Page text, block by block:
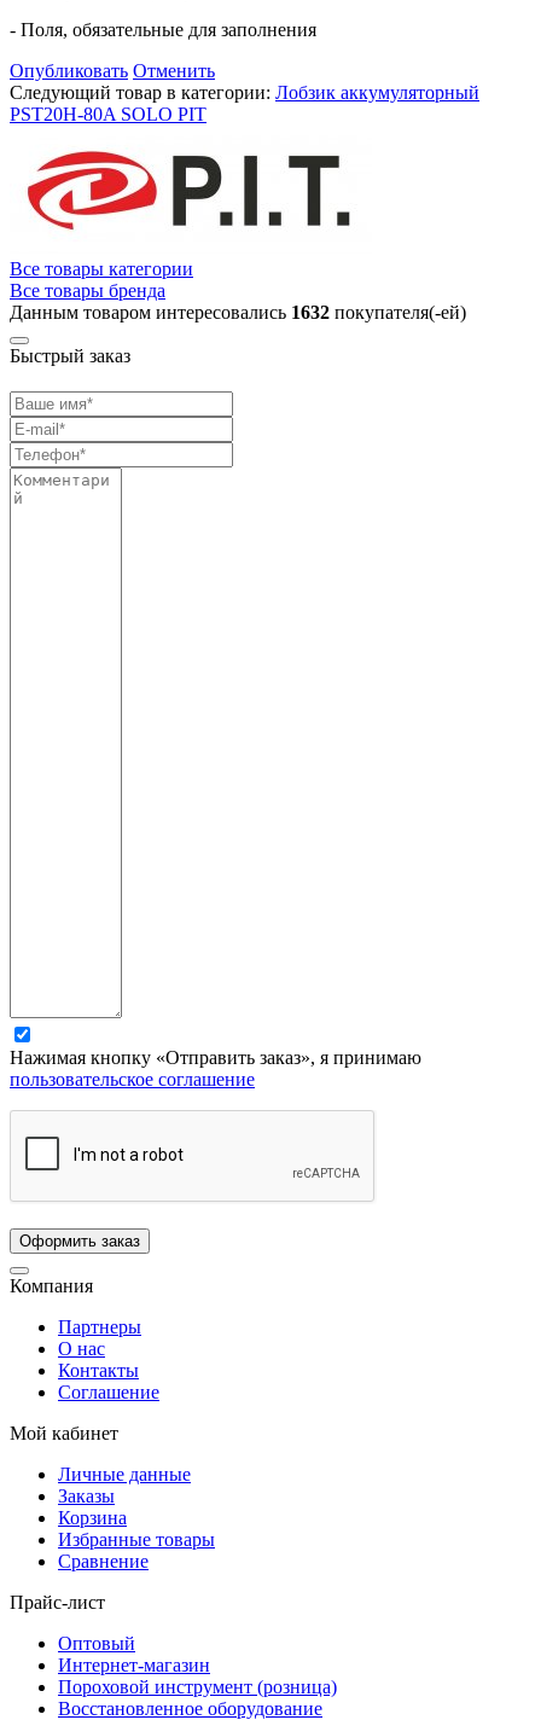
- Поля, обязательные для заполнения
Опубликовать Отменить
Следующий товар в категории: Лобзик аккумуляторный
PST20H-80A SOLO PIT
Все товары категории
Все товары бренда
Данным товаром интересовались 1632 покупателя(-ей)
Быстрый заказ
Нажимая кнопку «Отправить заказ», я принимаю
пользовательское соглашение
Компания
Партнеры
О нас
Контакты
Соглашение
Мой кабинет
Личные данные
Заказы
Корзина
Избранные товары
Сравнение
Прайс-лист
Оптовый
Интернет-магазин
Пороховой инструмент (розница)
Восстановленное оборудование